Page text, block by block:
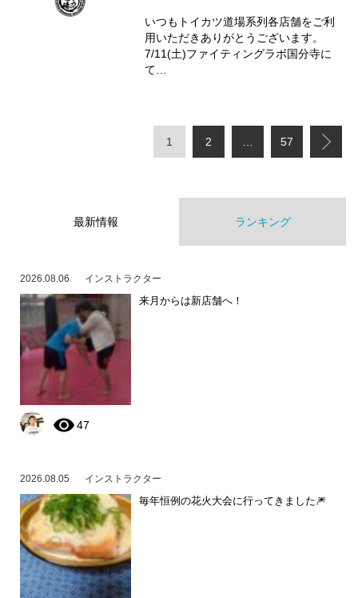
いつもトイカツ道場系列各店舗をご利
用いただきありがとうございます。
7/11(土)ファイティングラボ国分寺に
て…
1 2 57
最新情報 ランキング
2026.08.06 インストラクター
来月からは新店舗へ！
47
2026.08.05 インストラクター
毎年恒例の花火大会に行ってきました🎆